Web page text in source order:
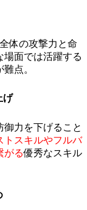
体の攻撃力と命
場面では活躍する
点。
げ
力を下げること
トスキルやフルバ
がる優秀なスキル